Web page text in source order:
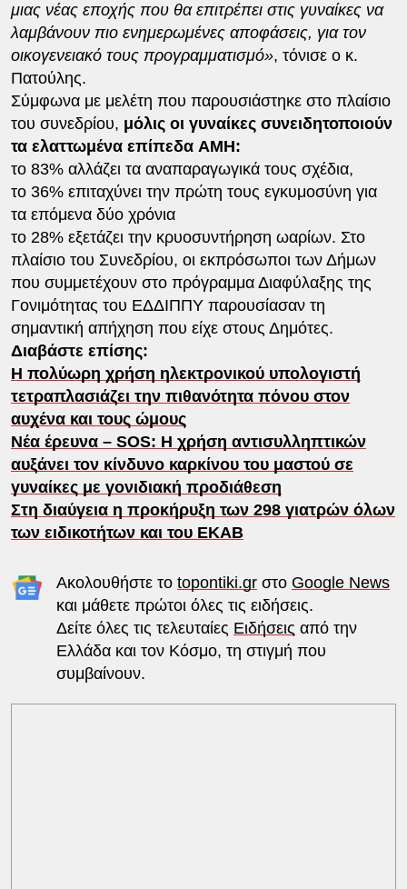
μιας νέας εποχής που θα επιτρέπει στις γυναίκες να
λαμβάνουν πιο ενημερωμένες αποφάσεις, για τον
οικογενειακό τους προγραμματισμό», τόνισε ο κ.
Πατούλης.
Σύμφωνα με μελέτη που παρουσιάστηκε στο πλαίσιο
του συνεδρίου, μόλις οι γυναίκες συνειδητοποιούν
τα ελαττωμένα επίπεδα AMH:
το 83% αλλάζει τα αναπαραγωγικά τους σχέδια,
το 36% επιταχύνει την πρώτη τους εγκυμοσύνη για
τα επόμενα δύο χρόνια
το 28% εξετάζει την κρυοσυντήρηση ωαρίων. Στο
πλαίσιο του Συνεδρίου, οι εκπρόσωποι των Δήμων
που συμμετέχουν στο πρόγραμμα Διαφύλαξης της
Γονιμότητας του ΕΔΔΙΠΠΥ παρουσίασαν τη
σημαντική απήχηση που είχε στους Δημότες.
Διαβάστε επίσης:
Η πολύωρη χρήση ηλεκτρονικού υπολογιστή
τετραπλασιάζει την πιθανότητα πόνου στον
αυχένα και τους ώμους
Νέα έρευνα – SOS: Η χρήση αντισυλληπτικών
αυξάνει τον κίνδυνο καρκίνου του μαστού σε
γυναίκες με γονιδιακή προδιάθεση
Στη διαύγεια η προκήρυξη των 298 γιατρών όλων
των ειδικοτήτων και του ΕΚΑΒ
Ακολουθήστε το topontiki.grστο Google News
και μάθετε πρώτοι όλες τις ειδήσεις.
Δείτε όλες τις τελευταίες Ειδήσεις από την
Ελλάδα και τον Κόσμο, τη στιγμή που
συμβαίνουν.